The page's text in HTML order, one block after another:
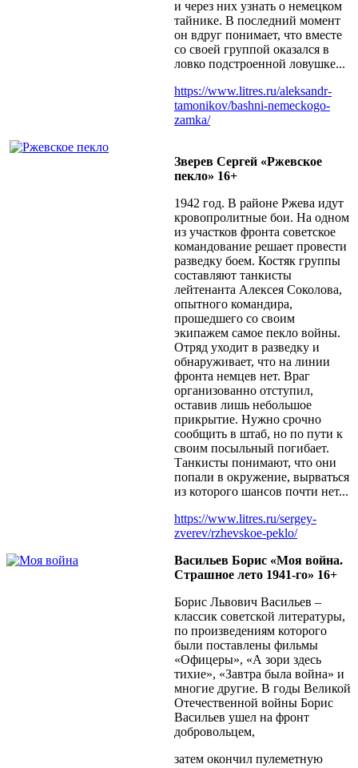
и через них узнать о немецком
тайнике. В последний момент
он вдруг понимает, что вместе
со своей группой оказался в
ловко подстроенной ловушке...
https://www.litres.ru/aleksandr-
tamonikov/bashni-nemeckogo-
zamka/
Зверев Сергей «Ржевское
пекло» 16+
1942 год. В районе Ржева идут
кровопролитные бои. На одном
из участков фронта советское
командование решает провести
разведку боем. Костяк группы
составляют танкисты
лейтенанта Алексея Соколова,
опытного командира,
прошедшего со своим
экипажем самое пекло войны.
Отряд уходит в разведку и
обнаруживает, что на линии
фронта немцев нет. Враг
организованно отступил,
оставив лишь небольшое
прикрытие. Нужно срочно
сообщить в штаб, но по пути к
своим посыльный погибает.
Танкисты понимают, что они
попали в окружение, вырваться
из которого шансов почти нет...
https://www.litres.ru/sergey-
zverev/rzhevskoe-peklo/
Васильев Борис «Моя война.
Страшное лето 1941-го» 16+
Борис Львович Васильев –
классик советской литературы,
по произведениям которого
были поставлены фильмы
«Офицеры», «А зори здесь
тихие», «Завтра была война» и
многие другие. В годы Великой
Отечественной войны Борис
Васильев ушел на фронт
добровольцем,
затем окончил пулеметную